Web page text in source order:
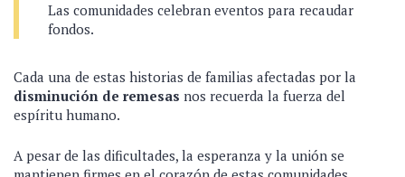
Las comunidades celebran eventos para recaudar
fondos.
Cada una de estas historias de familias afectadas por la
disminución de remesas nos recuerda la fuerza del
espíritu humano.
A pesar de las dificultades, la esperanza y la unión se